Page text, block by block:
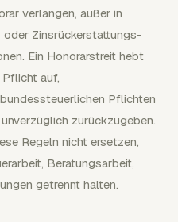
verlangen, außer in
Zinsrückerstattungs-
Ein Honorarstreit hebt
auf,
Pflichten
zurückzugeben.
Regeln nicht ersetzen,
Beratungsarbeit,
getrennt halten.